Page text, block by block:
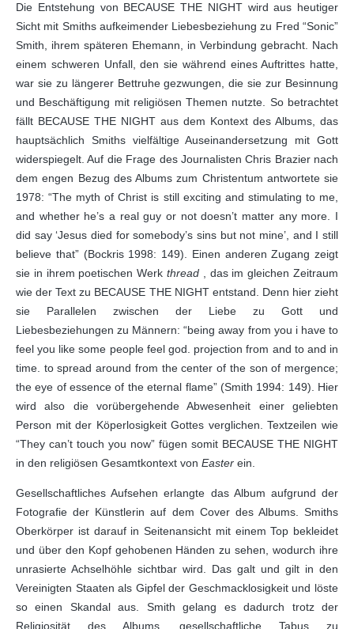
Die Entstehung von BECAUSE THE NIGHT wird aus heutiger
Sicht mit Smiths aufkeimender Liebesbeziehung zu Fred “Sonic”
Smith, ihrem späteren Ehemann, in Verbindung gebracht. Nach
einem schweren Unfall, den sie während eines Auftrittes hatte,
war sie zu längerer Bettruhe gezwungen, die sie zur Besinnung
und Beschäftigung mit religiösen Themen nutzte. So betrachtet
fällt BECAUSE THE NIGHT aus dem Kontext des Albums, das
hauptsächlich Smiths vielfältige Auseinandersetzung mit Gott
widerspiegelt. Auf die Frage des Journalisten Chris Brazier nach
dem engen Bezug des Albums zum Christentum antwortete sie
1978: “The myth of Christ is still exciting and stimulating to me,
and whether he’s a real guy or not doesn’t matter any more. I
did say ‘Jesus died for somebody’s sins but not mine’, and I still
believe that” (Bockris 1998: 149). Einen anderen Zugang zeigt
sie in ihrem poetischen Werk thread , das im gleichen Zeitraum
wie der Text zu BECAUSE THE NIGHT entstand. Denn hier zieht
sie Parallelen zwischen der Liebe zu Gott und
Liebesbeziehungen zu Männern: “being away from you i have to
feel you like some people feel god. projection from and to and in
time. to spread around from the center of the son of mergence;
the eye of essence of the eternal flame” (Smith 1994: 149). Hier
wird also die vorübergehende Abwesenheit einer geliebten
Person mit der Köperlosigkeit Gottes verglichen. Textzeilen wie
“They can’t touch you now” fügen somit BECAUSE THE NIGHT
in den religiösen Gesamtkontext von Easter ein.
Gesellschaftliches Aufsehen erlangte das Album aufgrund der
Fotografie der Künstlerin auf dem Cover des Albums. Smiths
Oberkörper ist darauf in Seitenansicht mit einem Top bekleidet
und über den Kopf gehobenen Händen zu sehen, wodurch ihre
unrasierte Achselhöhle sichtbar wird. Das galt und gilt in den
Vereinigten Staaten als Gipfel der Geschmacklosigkeit und löste
so einen Skandal aus. Smith gelang es dadurch trotz der
Religiosität des Albums, gesellschaftliche Tabus zu